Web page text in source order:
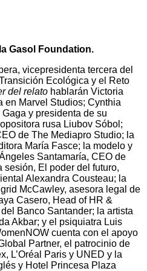
Gasol Foundation.
vicepresidenta tercera del
Ecológica y el Reto
del relato hablarán Victoria
en Marvel Studios; Cynthia
y presidenta de su
rusa Liubov Sóbol;
de The Mediapro Studio; la
María Fasce; la modelo y
Santamaría, CEO de
sesión, El poder del futuro,
Alexandra Cousteau; la
McCawley, asesora legal de
Casero, Head of HR &
Banco Santander; la artista
Akbar; y el psiquiatra Luis
cuenta con el apoyo
Partner, el patrocinio de
L’Oréal Paris y UNED y la
y Hotel Princesa Plaza